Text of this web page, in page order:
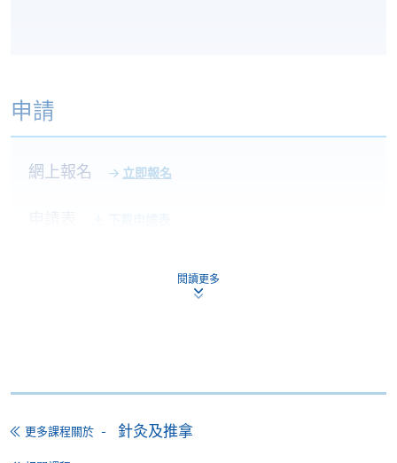
申請
網上報名 立即報名
請用報名表SF26，填妥後請親往報名中心或以郵遞方
(WeChat Pay) 或支付寶(Alipay)
申請人可親臨學院任何一所報名中心，以現金、「易
辦事」、微信支付（WeChat Pay）或支付寶
閱讀更多
更多課程關於 針灸及推拿